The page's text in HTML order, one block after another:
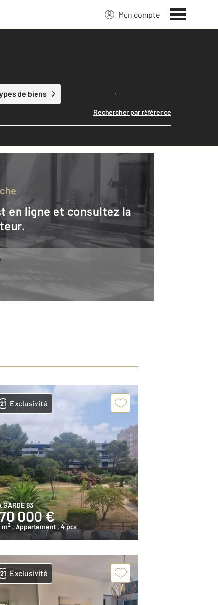
Mon compte
de biens Lancer ma recherche
Rechercher par référence
Exclusivité
GARDE 83
000 €
m2 , Appartement , 4 pcs
Exclusivité